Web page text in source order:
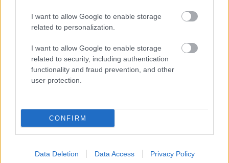
I want to allow Google to enable storage
related to personalization.
I want to allow Google to enable storage
related to security, including authentication
functionality and fraud prevention, and other
user protection.
CONFIRM
Data Deletion Data Access Privacy Policy
MÉRKŐZÉSE
kezdését.